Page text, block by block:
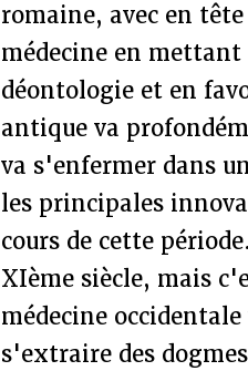
romaine, avec en
médecine en
déontologie et en
antique va
va s'enfermer dans
les principales
cours de cette
XIème siècle, mais
médecine
s'extraire des